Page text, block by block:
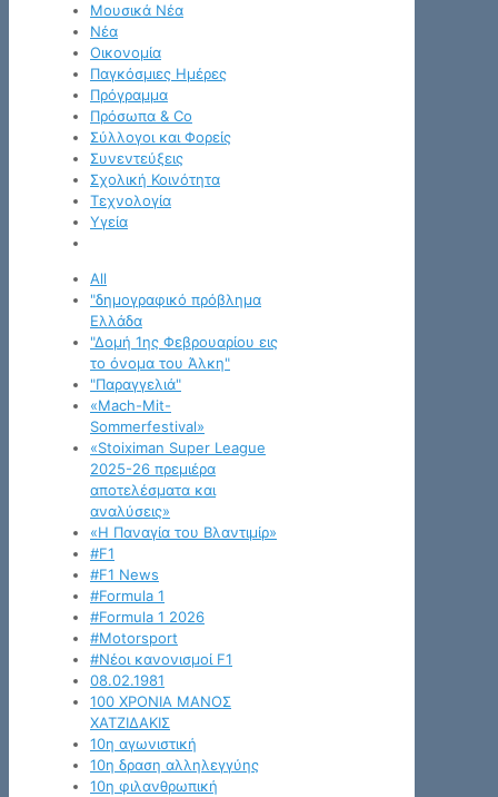
Μουσικά Νέα
Νέα
Οικονομία
Παγκόσμιες Ημέρες
Πρόγραμμα
Πρόσωπα & Co
Σύλλογοι και Φορείς
Συνεντεύξεις
Σχολική Κοινότητα
Τεχνολογία
Υγεία
All
"δημογραφικό πρόβλημα
Ελλάδα
"Δομή 1ης Φεβρουαρίου εις
το όνομα του Άλκη"
"Παραγγελιά"
«Mach-Mit-
Sommerfestival»
«Stoiximan Super League
2025-26 πρεμιέρα
αποτελέσματα και
αναλύσεις»
«Η Παναγία του Βλαντιμίρ»
#F1
#F1 News
#Formula 1
#Formula 1 2026
#Motorsport
#Νέοι κανονισμοί F1
08.02.1981
100 ΧΡΟΝΙΑ ΜΑΝΟΣ
ΧΑΤΖΙΔΑΚΙΣ
10η αγωνιστική
10η δραση αλληλεγγύης
10η φιλανθρωπική